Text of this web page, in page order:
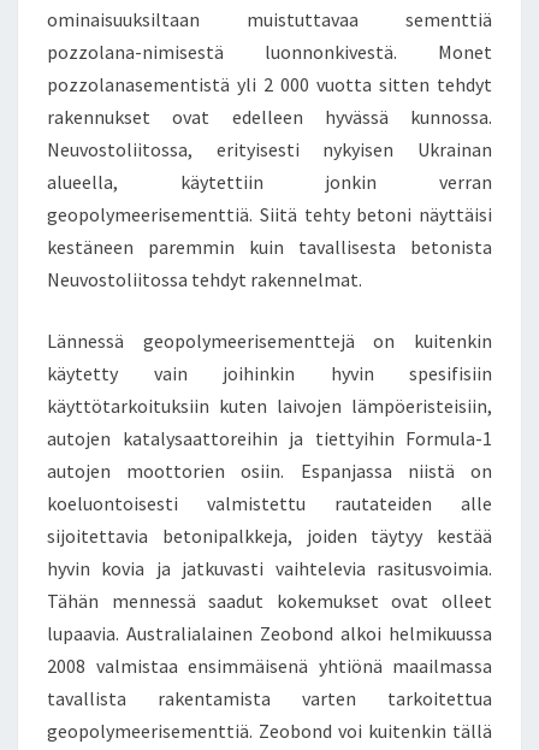
ominaisuuksiltaan muistuttavaa sementtiä
pozzolana-nimisestä luonnonkivestä. Monet
pozzolanasementistä yli 2 000 vuotta sitten tehdyt
rakennukset ovat edelleen hyvässä kunnossa.
Neuvostoliitossa, erityisesti nykyisen Ukrainan
alueella, käytettiin jonkin verran
geopolymeerisementtiä. Siitä tehty betoni näyttäisi
kestäneen paremmin kuin tavallisesta betonista
Neuvostoliitossa tehdyt rakennelmat.
Lännessä geopolymeerisementtejä on kuitenkin
käytetty vain joihinkin hyvin spesifisiin
käyttötarkoituksiin kuten laivojen lämpöeristeisiin,
autojen katalysaattoreihin ja tiettyihin Formula-1
autojen moottorien osiin. Espanjassa niistä on
koeluontoisesti valmistettu rautateiden alle
sijoitettavia betonipalkkeja, joiden täytyy kestää
hyvin kovia ja jatkuvasti vaihtelevia rasitusvoimia.
Tähän mennessä saadut kokemukset ovat olleet
lupaavia. Australialainen Zeobond alkoi helmikuussa
2008 valmistaa ensimmäisenä yhtiönä maailmassa
tavallista rakentamista varten tarkoitettua
geopolymeerisementtiä. Zeobond voi kuitenkin tällä